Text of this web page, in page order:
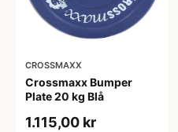
CROSSMAXX
Crossmaxx Bumper
Plate 20 kg Blå
1.115,00 kr